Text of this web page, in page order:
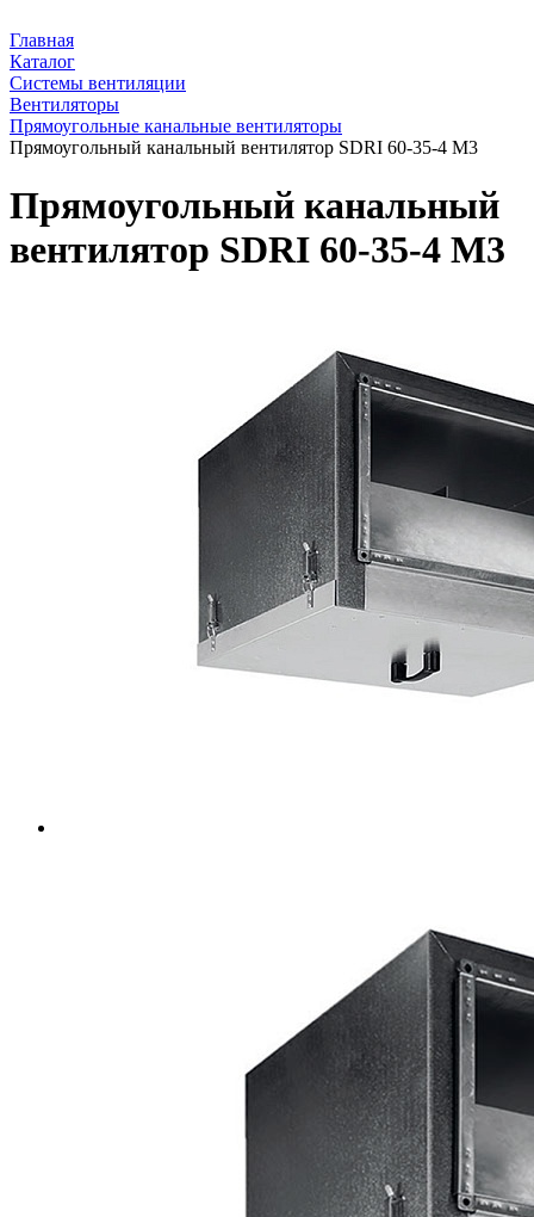
Главная
Каталог
Системы вентиляции
Вентиляторы
Прямоугольные канальные вентиляторы
Прямоугольный канальный вентилятор SDRI 60-35-4 M3
Прямоугольный канальный
вентилятор SDRI 60-35-4 M3